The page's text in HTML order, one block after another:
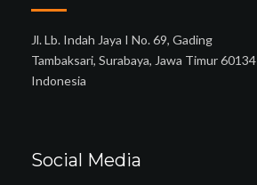
Jl. Lb. Indah Jaya I No. 69, Gading
Tambaksari, Surabaya, Jawa Timur 60134
Indonesia
Social Media